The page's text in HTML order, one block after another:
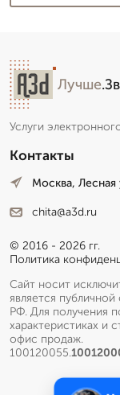
Лучше
Услуги
Контакты
Москва, Лесная
chita@a3d.ru
© 2016 - 2026 гг.
Политика
Сайт носит
является
РФ. Для получения
характеристиках и
офис продаж.
100120055.